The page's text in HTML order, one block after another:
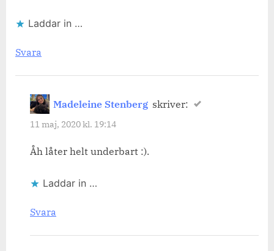
Laddar in …
Svara
Madeleine Stenberg skriver:
11 maj, 2020 kl. 19:14
Åh låter helt underbart :).
Laddar in …
Svara